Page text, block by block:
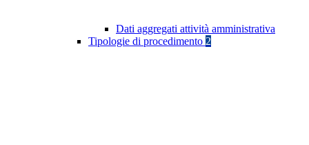
Dati aggregati attività amministrativa
Tipologie di procedimento 2